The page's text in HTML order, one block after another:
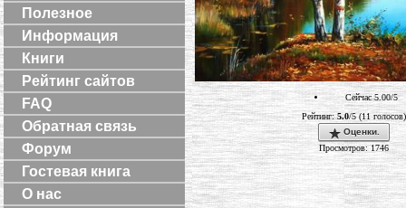
Полезное
Информация
Книги
Рейтинг сайтов
FAQ
Обратная связь
Форум
Гостевая книга
О нас
Сейчас 5.00/5
Рейтинг:5.0/5 (11 голосов)
Оценки.
Просмотров: 1746